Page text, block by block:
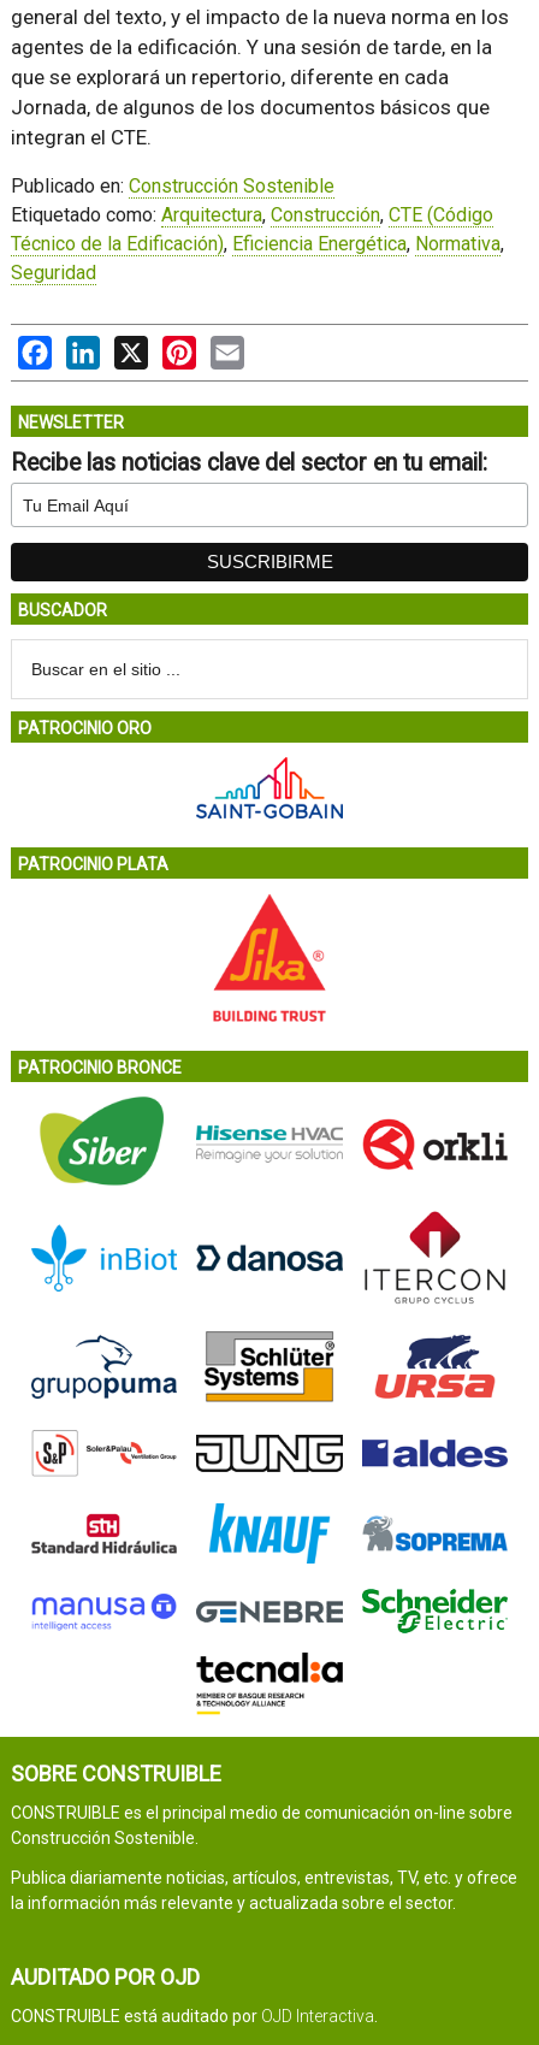
general del texto, y el impacto de la nueva norma en los
agentes de la edificación. Y una sesión de tarde, en la
que se explorará un repertorio, diferente en cada
Jornada, de algunos de los documentos básicos que
integran el CTE.
Publicado en: Construcción Sostenible
Etiquetado como: Arquitectura, Construcción, CTE (Código
Técnico de la Edificación), Eficiencia Energética, Normativa,
Seguridad
FacebookLinkedIn
X PinterestEmail
NEWSLETTER
Recibe las noticias clave del sector en tu email:
BUSCADOR
PATROCINIO ORO
PATROCINIO PLATA
PATROCINIO BRONCE
SOBRE CONSTRUIBLE
CONSTRUIBLE es el principal medio de comunicación on-line sobre
Construcción Sostenible.
Publica diariamente noticias, artículos, entrevistas, TV, etc. y ofrece
la información más relevante y actualizada sobre el sector.
AUDITADO POR OJD
CONSTRUIBLE está auditado por OJD Interactiva